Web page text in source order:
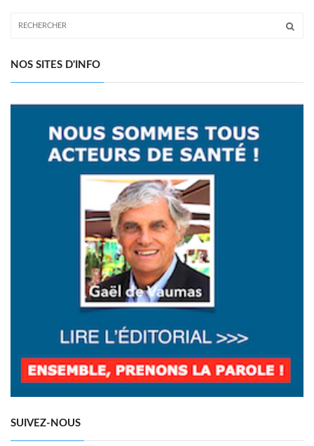
NOS SITES D'INFO
SUIVEZ-NOUS